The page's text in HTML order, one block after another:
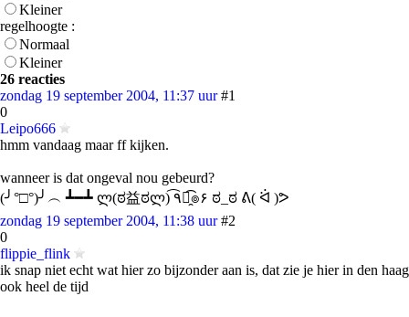
Kleiner
regelhoogte :
Normaal
Kleiner
26 reacties
zondag 19 september 2004, 11:37 uur #1
0
Leipo666
hmm vandaag maar ff kijken.
wanneer is dat ongeval nou gebeurd?
(╯°□°)╯︵ ┻━┻ ლ(ಠ益ಠლ) ٩͡๏̯͡๏۶ ಠ_ಠ ᕕ( ᐛ )ᕗ
zondag 19 september 2004, 11:38 uur #2
0
flippie_flink
ik snap niet echt wat hier zo bijzonder aan is, dat zie je hier in den haag
ook heel de tijd